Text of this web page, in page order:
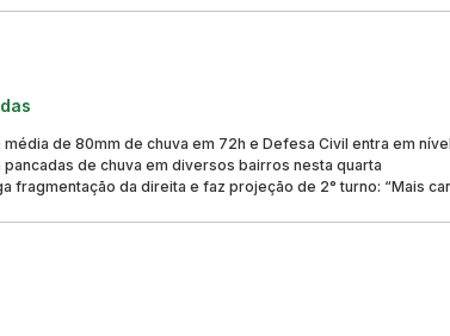
de 80mm de chuva em 72h e Defesa Civil entra em
de chuva em diversos bairros nesta quarta
fragmentação da direita e faz projeção de 2° turno: “Mais